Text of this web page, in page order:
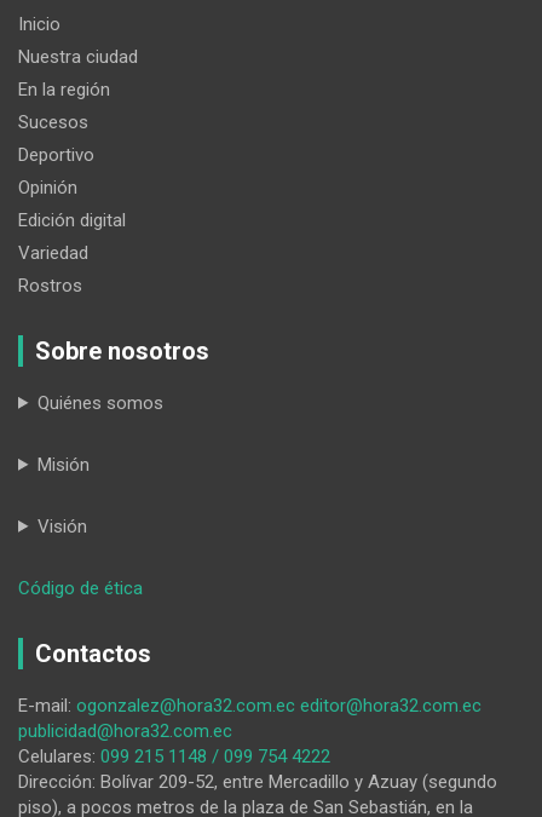
Inicio
Nuestra ciudad
En la región
Sucesos
Deportivo
Opinión
Edición digital
Variedad
Rostros
Sobre nosotros
Quiénes somos
Misión
Visión
Código de ética
Educativa
ofrece
una
alternativa
para
Contactos
E-mail: ogonzalez@hora32.com.ec editor@hora32.com.ec
publicidad@hora32.com.ec
Celulares: 099 215 1148 / 099 754 4222
Dirección: Bolívar 209-52, entre Mercadillo y Azuay (segundo
piso), a pocos metros de la plaza de San Sebastián, en la